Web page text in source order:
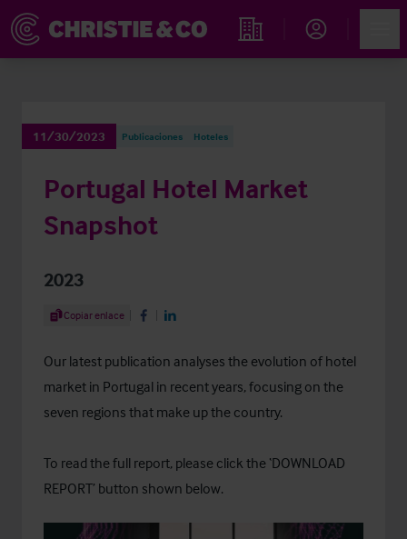
Propiedades
11/30/2023 Publicaciones Hoteles
Portugal Hotel Market
Snapshot
2023
Share Article
Copiar enlace Share on Facebook
Share on LinkedIn
Our latest publication analyses the evolution of hotel
market in Portugal in recent years, focusing on the
seven regions that make up the country.
To read the full report, please click the ‘DOWNLOAD
REPORT’ button shown below.